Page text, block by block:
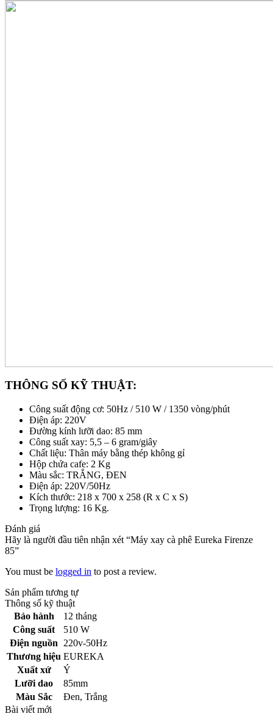
THÔNG SỐ KỸ THUẬT:
Công suất động cơ: 50Hz / 510 W / 1350 vòng/phút
Điện áp: 220V
Đường kính lưỡi dao: 85 mm
Công suất xay: 5,5 – 6 gram/giây
Chất liệu: Thân máy bằng thép không gỉ
Hộp chứa cafe: 2 Kg
Màu sắc: TRẮNG, ĐEN
Điện áp: 220V/50Hz
Kích thước: 218 x 700 x 258 (R x C x S)
Trọng lượng: 16 Kg.
Đánh giá
Hãy là người đầu tiên nhận xét “Máy xay cà phê Eureka Firenze
85”
You must be logged in to post a review.
Sản phẩm tương tự
Thông số kỹ thuật
Bảo hành
12 tháng
Công suất
510 W
Điện nguồn
220v-50Hz
Thương hiệu EUREKA
Xuất xứ
Ý
Lưỡi dao
85mm
Màu Sắc
Đen, Trắng
Bài viết mới